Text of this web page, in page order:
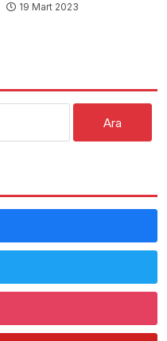
19 Mart 2023